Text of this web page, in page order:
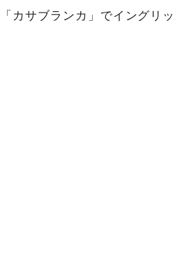
カサブランカ」でイングリッ